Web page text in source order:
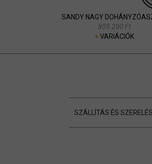
SANDY NAGY
809.200 Ft
+VARIÁCIÓK
SZÁLLÍTÁS ÉS SZERELÉS